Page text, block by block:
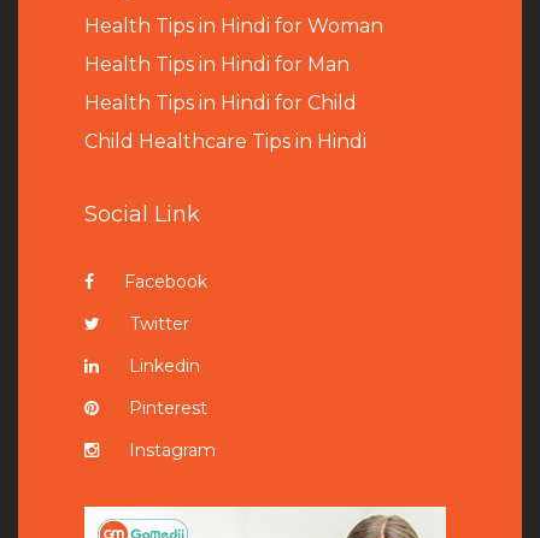
Health Tips in Hindi for Woman
Health Tips in Hindi for Man
Health Tips in Hindi for Child
Child Healthcare Tips in Hindi
Social Link
Facebook
Twitter
Linkedin
Pinterest
Instagram